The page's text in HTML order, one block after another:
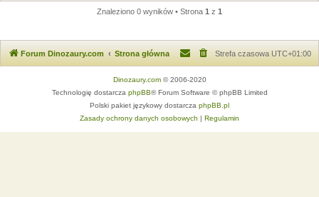
j
Znaleziono 0 wyników • Strona 1 z 1
Forum Dinozaury.com Strona główna Strefa czasowa UTC+01:00
Dinozaury.com© 2006-2020
Technologię dostarcza phpBB® Forum Software © phpBB Limited
Polski pakiet językowy dostarcza phpBB.pl
Zasady ochrony danych osobowych | Regulamin